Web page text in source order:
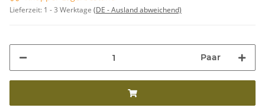
Lieferzeit: 1 - 3 Werktage (DE - Ausland abweichend)
Paar